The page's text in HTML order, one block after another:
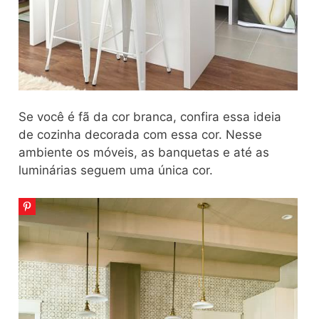
Se você é fã da cor branca, confira essa ideia
de cozinha decorada com essa cor. Nesse
ambiente os móveis, as banquetas e até as
luminárias seguem uma única cor.